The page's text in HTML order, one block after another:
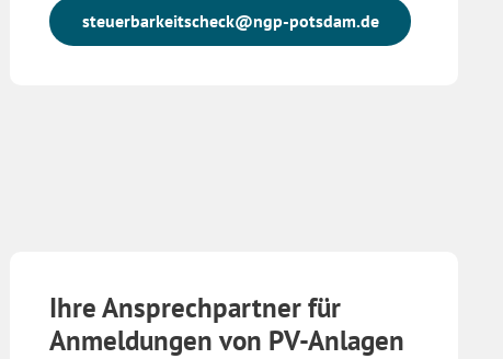
steuerbarkeitscheck@ngp-potsdam.de
Ihre Ansprechpartner für
Anmeldungen von PV-Anlagen